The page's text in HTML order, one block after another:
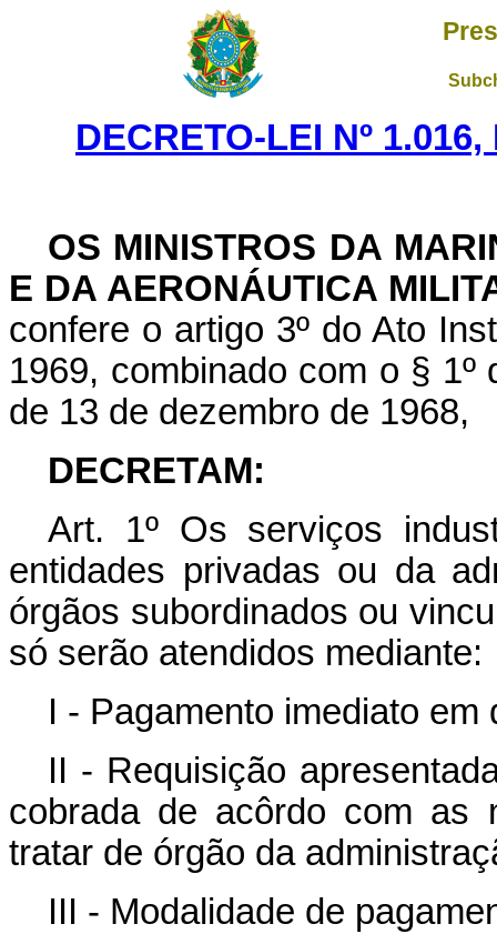
DECRETO-LEI Nº
OS MINISTROS DA
E DA AERONÁUTICA
confere o artigo 3º do Ato
1969, combinado com o § 1º
de 13 de dezembro de 1968,
DECRETAM:
Art. 1º Os serviços
entidades privadas ou da
órgãos subordinados ou
só serão atendidos mediante:
I - Pagamento imediato em
II - Requisição
cobrada de acôrdo com as
tratar de órgão da
III - Modalidade de